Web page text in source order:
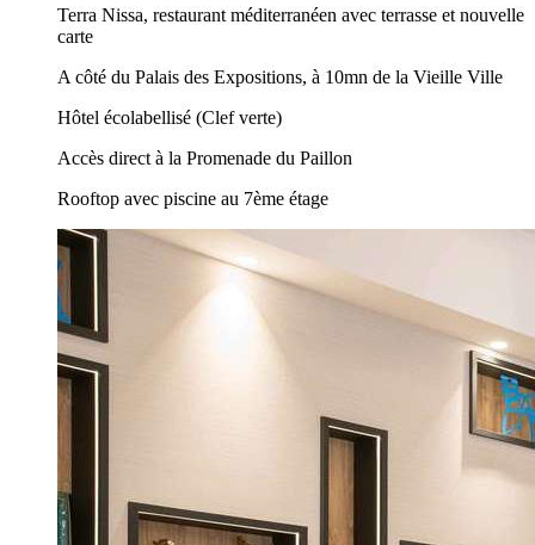
Terra Nissa, restaurant méditerranéen avec terrasse et nouvelle
carte
A côté du Palais des Expositions, à 10mn de la Vieille Ville
Hôtel écolabellisé (Clef verte)
Accès direct à la Promenade du Paillon
Rooftop avec piscine au 7ème étage